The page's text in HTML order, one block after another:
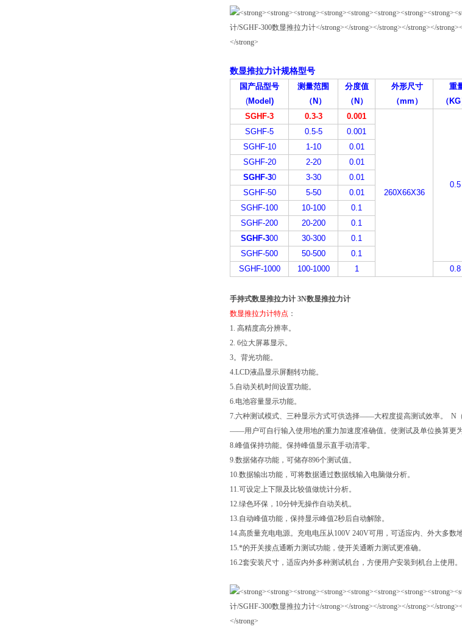
数显推拉力计规格型号
国产品型号
(Model)
测量范围
（ N ）
分度值
（N ）
外形尺寸
（mm ）
重
（KG
SGHF-3
0.3-3 0.001
260X66X36
0.5
SGHF-5 0.5-5
0.001
SGHF-10
1-10
0.01
SGHF-20
2-20
0.01
SGHF-30 3-30
0.01
SGHF-50
5-50
0.01
SGHF-100
10-100
0.1
SGHF-200
20-200
0.1
SGHF-300 30-300
0.1
SGHF-500
50-500
0.1
SGHF-1000
100-1000 1 0.8
手持式数显推拉力计 3N数显推拉力计
数显推拉力计特点 ：
1. 高精度高分辨率。
2. 6位大屏幕显示。
3。背光功能。
4.LCD液晶显示屏翻转功能。
5.自动关机时间设置功能。
6.电池容量显示功能。
7.六种测试模式、三种显示方式可供选择——大程度提高测试效率。 N
——用户可自行输入使用地的重力加速度准确值。使测试及单位换算更为
8.峰值保持功能。保持峰值显示直手动清零。
9.数据储存功能，可储存896个测试值。
10.数据输出功能，可将数据通过数据线输入电脑做分析。
11.可设定上下限及比较值做统计分析。
12.绿色环保，10分钟无操作自动关机。
13.自动峰值功能，保持显示峰值2秒后自动解除。
14.高质量充电电源。充电电压从100V 240V可用，可适应内、外大多数
15.*的开关接点通断力测试功能，使开关通断力测试更准确。
16.2套安装尺寸，适应内外多种测试机台，方便用户安装到机台上使用。